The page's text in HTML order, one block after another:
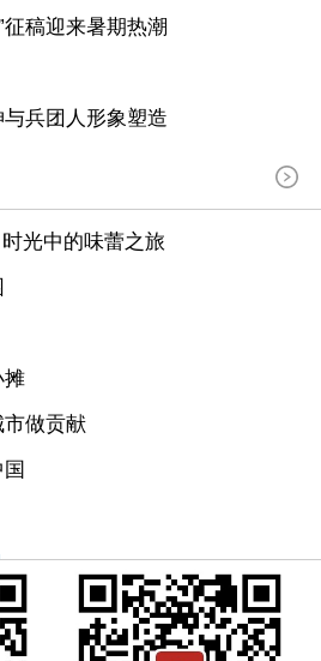
报刊联盟
刊 当代文坛
稿迎来暑期热潮
兵团人形象塑造
光中的味蕾之旅
摊
做贡献